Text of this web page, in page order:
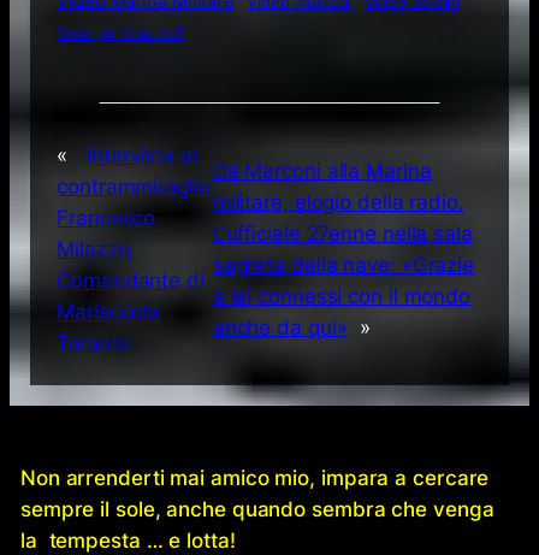
“Amerigo Vespucci”
«
Intervista al
contrammiraglio
Francesco
Milazzo,
Comandante di
Mariscuola
Taranto
Da Marconi alla Marina
militare, elogio della radio.
L’ufficiale 27enne nella sala
segreta della nave: «Grazie
a lei connessi con il mondo
anche da qui» »
Non arrenderti mai amico mio, impara a cercare
sempre il sole, anche quando sembra che venga
la tempesta … e lotta!